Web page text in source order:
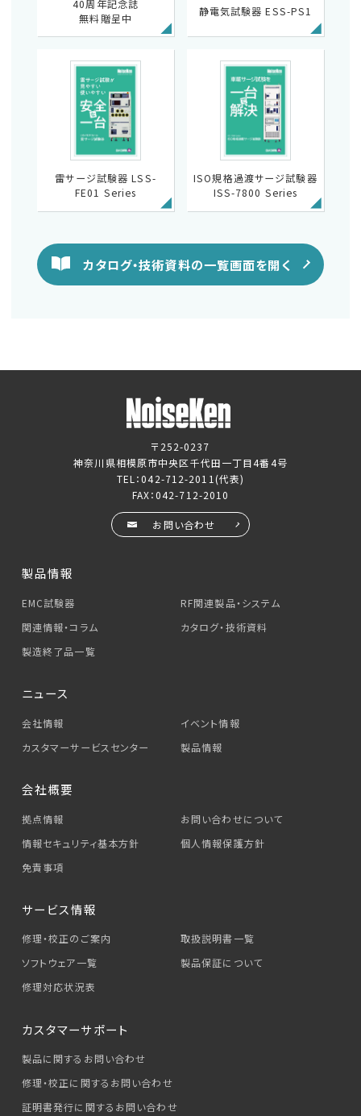
40周年記念誌
無料贈呈中
静電気試験器 ESS-PS1
雷サージ試験器 LSS-
FE01 Series
ISO規格過渡サージ試験器
ISS-7800 Series
カタログ・技術資料の一覧画面を開く
〒252-0237
神奈川県相模原市中央区千代田一丁目4番4号
TEL：042-712-2011 (代表)
FAX：042-712-2010
お問い合わせ
製品情報
EMC試験器
RF関連製品・システム
関連情報・コラム
カタログ・技術資料
製造終了品一覧
ニュース
会社情報
イベント情報
カスタマーサービス センター 製品情報
会社概要
拠点情報
お問い合わせについて
情報セキュリティ基本方針
個人情報保護方針
免責事項
サービス情報
修理・校正のご案内
取扱説明書一覧
ソフトウェア一覧
製品保証について
修理対応状況表
カスタマーサポート
製品に関するお問い合わせ
修理・校正に関するお問い合わせ
証明書発行に関するお問い合わせ